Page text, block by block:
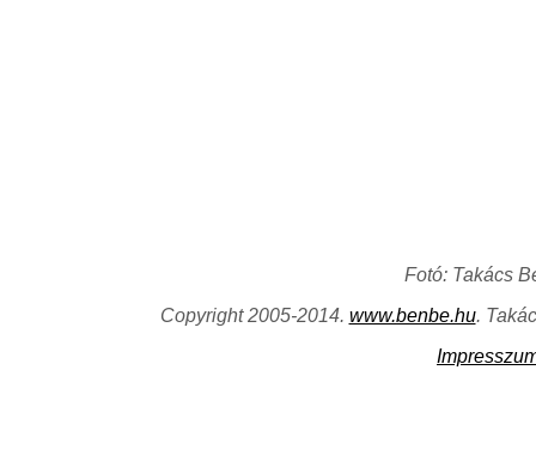
Fotó: Takács
Copyright 2005-2014. www.benbe.hu.